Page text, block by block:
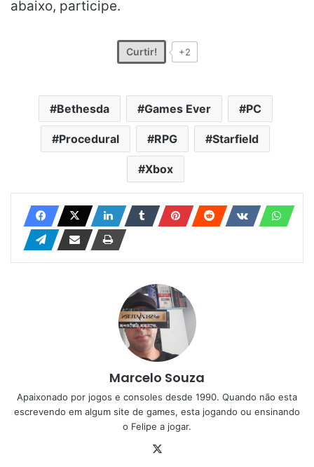
abaixo, participe.
Curtir! +2
Bethesda Games Ever PC
Procedural RPG Starfield
Xbox
Marcelo Souza
Apaixonado por jogos e consoles desde 1990. Quando não esta
escrevendo em algum site de games, esta jogando ou ensinando
o Felipe a jogar.